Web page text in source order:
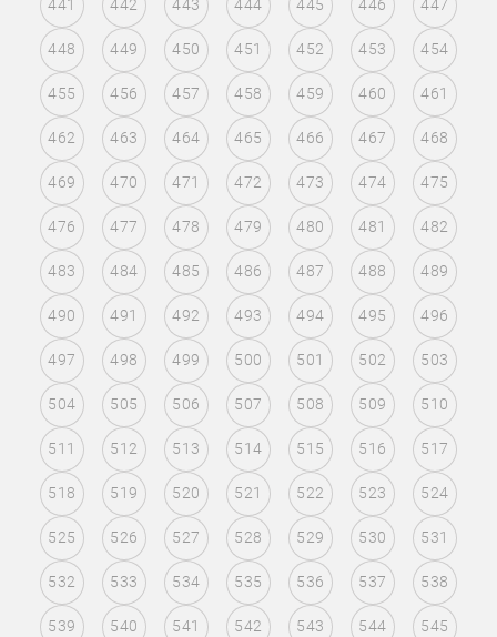
441 442 443 444 445 446 447
448 449 450 451 452 453 454
455 456 457 458 459 460 461
462 463 464 465 466 467 468
469 470 471 472 473 474 475
476 477 478 479 480 481 482
483 484 485 486 487 488 489
490 491 492 493 494 495 496
497 498 499 500 501 502 503
504 505 506 507 508 509 510
511 512 513 514 515 516 517
518 519 520 521 522 523 524
525 526 527 528 529 530 531
532 533 534 535 536 537 538
539 540 541 542 543 544 545